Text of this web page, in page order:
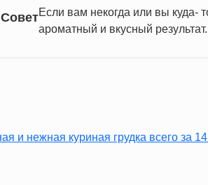
СоветЕсли вам некогда или вы куда-
ароматный и вкусный результат.